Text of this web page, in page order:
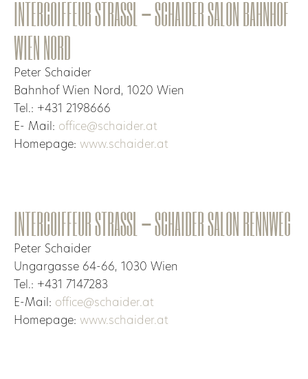
INTERCOIFFEUR STRASSL – SCHAIDER SALON BAHNHOF
WIEN NORD
Peter Schaider
Bahnhof Wien Nord, 1020 Wien
Tel.: +431 2198666
E- Mail: office@schaider.at
Homepage: www.schaider.at
INTERCOIFFEUR STRASSL – SCHAIDER SALON RENNWEG
Peter Schaider
Ungargasse 64-66, 1030 Wien
Tel.: +431 7147283
E-Mail: office@schaider.at
Homepage: www.schaider.at